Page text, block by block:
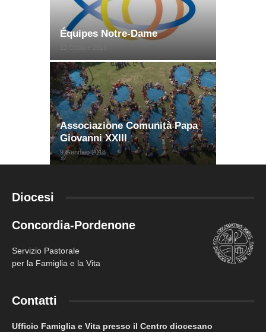
Équipes Notre-Dame
Associazione Comunità Papa
Giovanni XXIII
9 Gennaio 2018
Diocesi
Concordia-Pordenone
Servizio Pastorale
per la Famiglia e la Vita
Contatti
Ufficio Famiglia e Vita presso il Centro diocesano